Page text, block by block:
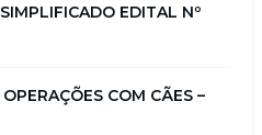
EDITAL Nº
COM CÃES –